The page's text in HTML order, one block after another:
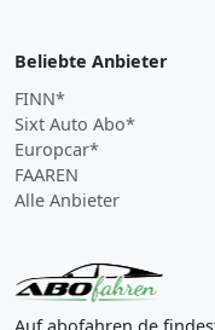
Beliebte Anbieter
FINN*
Sixt Auto Abo*
Europcar*
FAAREN
Alle Anbieter
Auf abofahren.de